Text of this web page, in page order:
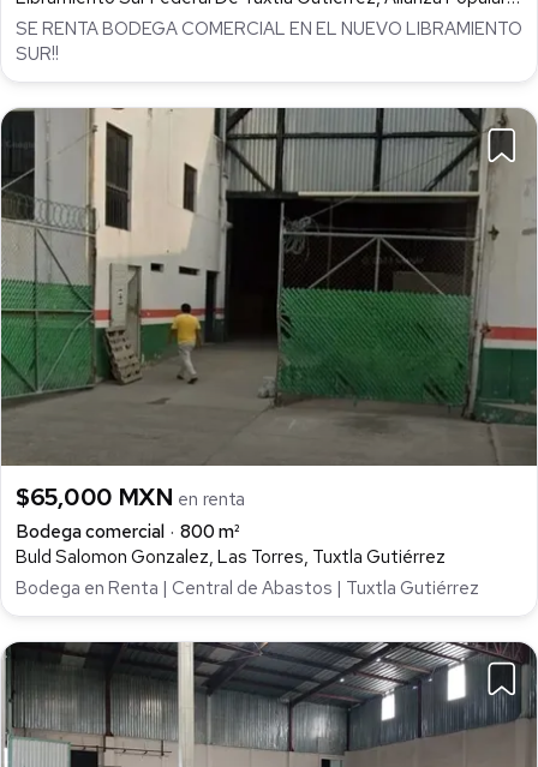
SE RENTA BODEGA COMERCIAL EN EL NUEVO LIBRAMIENTO
SUR!!
$65,000 MXN en renta
Bodega comercial
800 m²
Buld Salomon Gonzalez, Las Torres, Tuxtla Gutiérrez
Bodega en Renta | Central de Abastos | Tuxtla Gutiérrez